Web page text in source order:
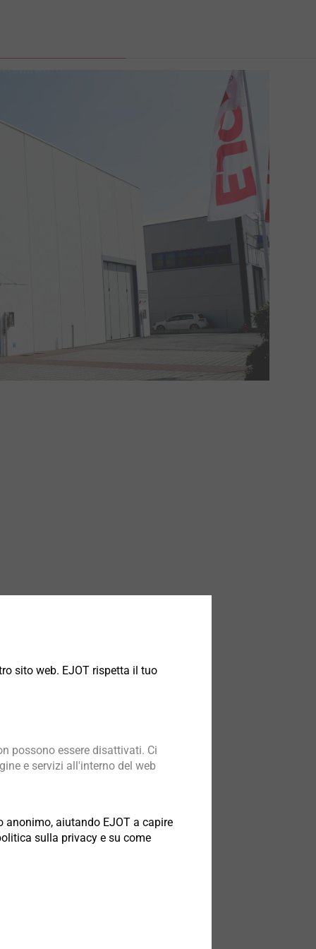
sito web. EJOT rispetta il tuo
possono essere disattivati. Ci
e servizi all'interno del web
aiutando EJOT a capire
sulla privacy e su come